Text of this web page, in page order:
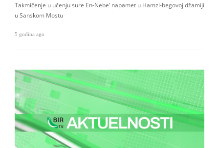
Takmičenje u učenju sure En-Nebe’ napamet u Hamzi-begovoj džamiji
u Sanskom Mostu
5 godina ago